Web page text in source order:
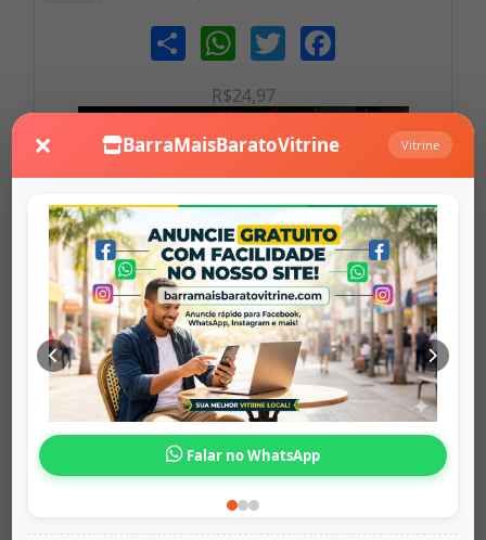
× BarraMaisBaratoVitrine Vitrine
Falar no
Share WhatsAppTwitter Facebook
R$24,97
Amplificador ...
barramaisbaratovitrine
Origem: barramaisbaratovitrine
WhatsApp